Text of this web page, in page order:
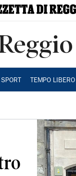
SPORT TEMPO LIBERO